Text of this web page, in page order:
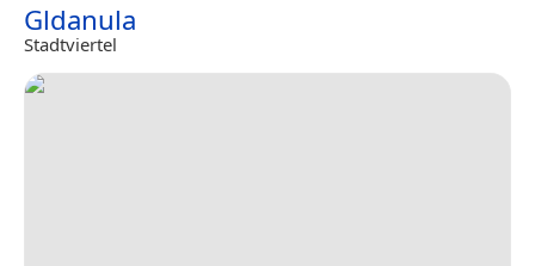
Gldanula
Stadtviertel